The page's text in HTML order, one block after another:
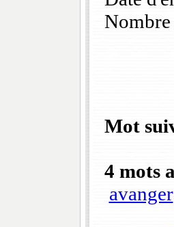
Mot
4 mots
avanger